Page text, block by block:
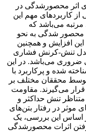
اثر محصورشدگی در
کاربردهای مهم این
مرتبه می‌باشد که
محصور شدگی به نحو
افزایش و همچنین
مدل تنش-کرنش فشاری
ضروری می‌باشد. در این
شده و پرکاربرد با
توسط محققان مختلف بر
می‌گیرند. مقاومت
تنش حداکثر و
موثر در رفتار بتن‌های
اساس این بررسی، یک
اثرات محصور‌شدگی